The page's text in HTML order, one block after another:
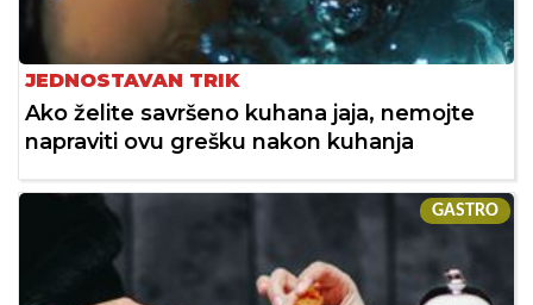
JEDNOSTAVAN TRIK
Ako želite savršeno kuhana jaja, nemojte
napraviti ovu grešku nakon kuhanja
GASTRO